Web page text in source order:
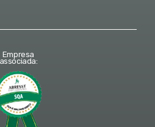
Empresa
associada: